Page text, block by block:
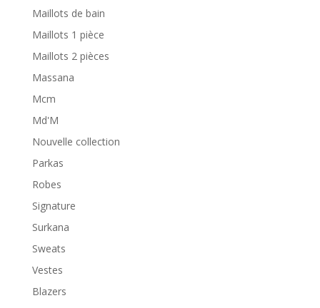
Maillots de bain
Maillots 1 pièce
Maillots 2 pièces
Massana
Mcm
Md'M
Nouvelle collection
Parkas
Robes
Signature
Surkana
Sweats
Vestes
Blazers